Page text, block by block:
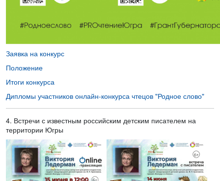
Заявка на конкурс
Положение
Итоги конкурса
Дипломы участников онлайн-конкурса чтецов "Родное слово"
4. Встречи с известным российским детским писателем на
территории Югры